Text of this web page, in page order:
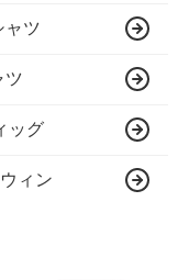
ャツ
ツ
ッグ
ィン